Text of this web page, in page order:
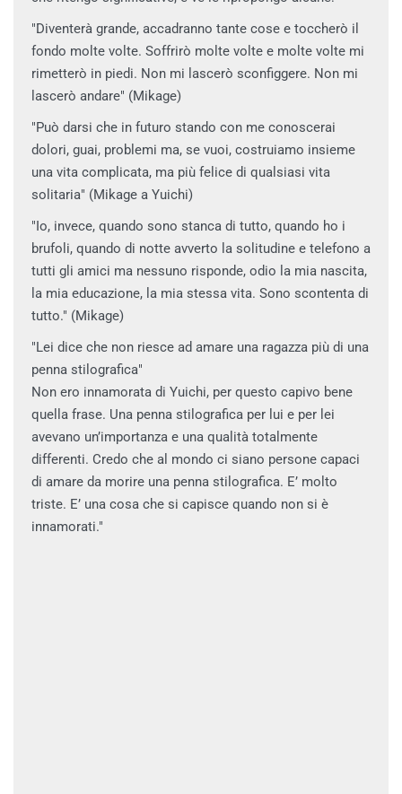
"Diventerà grande, accadranno tante cose e toccherò il
fondo molte volte. Soffrirò molte volte e molte volte mi
rimetterò in piedi. Non mi lascerò sconfiggere. Non mi
lascerò andare" (Mikage)
"Può darsi che in futuro stando con me conoscerai
dolori, guai, problemi ma, se vuoi, costruiamo insieme
una vita complicata, ma più felice di qualsiasi vita
solitaria" (Mikage a Yuichi)
"Io, invece, quando sono stanca di tutto, quando ho i
brufoli, quando di notte avverto la solitudine e telefono a
tutti gli amici ma nessuno risponde, odio la mia nascita,
la mia educazione, la mia stessa vita. Sono scontenta di
tutto." (Mikage)
"Lei dice che non riesce ad amare una ragazza più di una
penna stilografica"
Non ero innamorata di Yuichi, per questo capivo bene
quella frase. Una penna stilografica per lui e per lei
avevano un’importanza e una qualità totalmente
differenti. Credo che al mondo ci siano persone capaci
di amare da morire una penna stilografica. E’ molto
triste. E’ una cosa che si capisce quando non si è
innamorati."